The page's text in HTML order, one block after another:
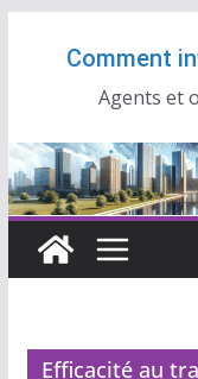
Comment
Agents et
Efficacité au